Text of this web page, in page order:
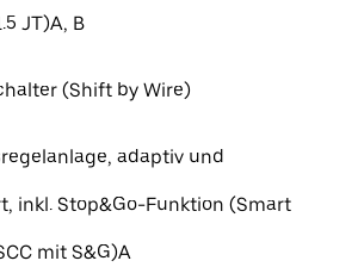
JT)A, B
(Shift by Wire)
adaptiv und
inkl. Stop&Go-Funktion (Smart
mit S&G)A